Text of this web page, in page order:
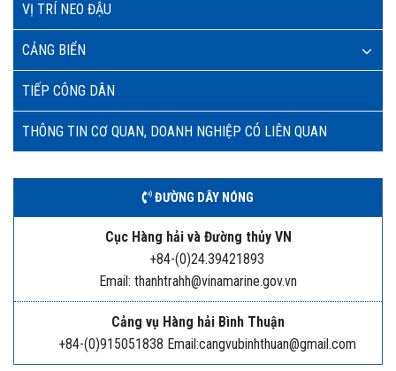
VỊ TRÍ NEO ĐẬU
CẢNG BIỂN
TIẾP CÔNG DÂN
THÔNG TIN CƠ QUAN, DOANH NGHIỆP CÓ LIÊN QUAN
ĐƯỜNG DÂY NÓNG
Cục Hàng hải và Đường thủy VN
+84-(0)24.39421893
Email: thanhtrahh@vinamarine.gov.vn
Cảng vụ Hàng hải Bình Thuận
+84-(0)915051838 Email:cangvubinhthuan@gmail.com